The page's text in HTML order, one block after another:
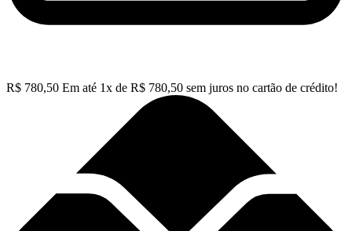
R$ 780,50 Em até 1x de R$ 780,50 sem juros no cartão de crédito!